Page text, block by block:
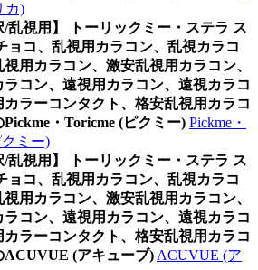
カ)
/乱視用】 トーリックミー・ステラ ス
ョコ、乱視用カラコン、乱視カラコ
視用カラコン、激安乱視用カラコン、
ラコン、遠視用カラコン、遠視カラコ
カラーコンタクト、格安乱視用カラコ
Pickme・Toricme (ピクミー) Pickme・
クミー)
/乱視用】 トーリックミー・ステラ ス
ョコ、乱視用カラコン、乱視カラコ
視用カラコン、激安乱視用カラコン、
ラコン、遠視用カラコン、遠視カラコ
カラーコンタクト、格安乱視用カラコ
ACUVUE (アキューブ) ACUVUE (ア